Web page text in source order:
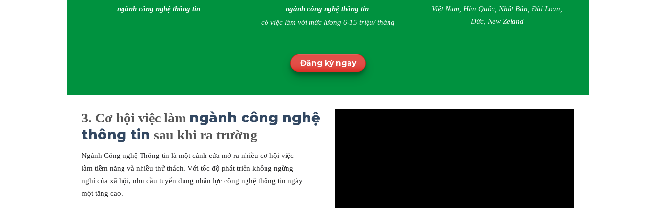
ngành công nghệ thông tin
ngành công nghệ thông tin
có việc làm với mức lương 6-15 triệu/ tháng
Việt Nam, Hàn Quốc, Nhật Bản, Đài Loan,
Đức, New Zeland
Đăng ký ngay
3. Cơ hội việc làm ngành công nghệ
thông tin sau khi ra trường
Ngành Công nghệ Thông tin là một cánh cửa mở ra nhiều cơ hội việc
làm tiềm năng và nhiều thử thách. Với tốc độ phát triển không ngừng
nghỉ của xã hội, nhu cầu tuyển dụng nhân lực công nghệ thông tin ngày
một tăng cao.